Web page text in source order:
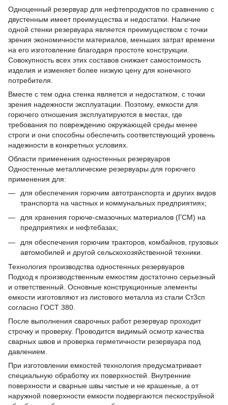
Одноценный резервуар для нефтепродуктов по сравнению с
двустенным имеет преимущества и недостатки. Наличие
одной стенки резервуара является преимуществом с точки
зрения экономичности материалов, меньших затрат времени
на его изготовление благодаря простоте конструкции.
Совокупность всех этих составов снижает самостоимость
изделия и изменяет более низкую цену для конечного
потребителя.
Вместе с тем одна стенка является и недостатком, с точки
зрения надежности эксплуатации. Поэтому, емкости для
горючего отношения эксплуатируются в местах, где
требования по повреждению окружающей среды менее
строги и они способны обеспечить соответствующий уровень
надежности в конкретных условиях.
Области применения одностенных резервуаров
Одностенные металлические резервуары для горючего
применения для:
для обеспечения горючим автотранспорта и других видов
транспорта на частных и коммунальных предприятиях;
для хранения горюче-смазочных материалов (ГСМ) на
предприятиях и нефтебазах;
для обеспечения горючим тракторов, комбайнов, грузовых
автомобилей и другой сельскохозяйственной техники.
Технология производства одностенных резервуаров
Подход к производственным емкостям достаточно серьезный
и ответственный. Основные конструкционные элементы
емкости изготовляют из листового металла из стали Ст3сп
согласно ГОСТ 380.
После выполнения сварочных работ резервуар проходит
строчку и проверку. Проводится видимый осмотр качества
сварных швов и проверка герметичности резервуара под
давлением.
При изготовлении емкостей технология предусматривает
специальную обработку их поверхностей. Внутренние
поверхности и сварные швы чистые и не крашеные, а от
наружной поверхности емкости подвергаются пескоструйной